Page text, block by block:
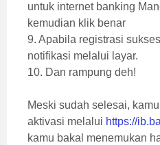
untuk internet banking
kemudian klik benar
9. Apabila registrasi
notifikasi melalui layar.
10. Dan rampung deh!
Meski sudah selesai,
aktivasi melalui https://
kamu bakal menemukan